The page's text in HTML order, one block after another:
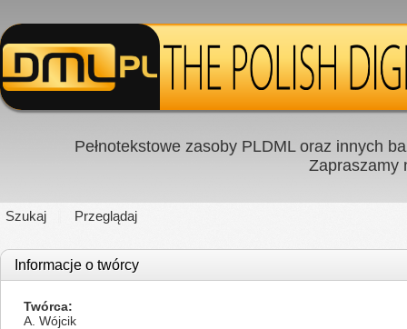
Pełnotekstowe zasoby PLDML oraz innych
Zapraszamy
Szukaj Przeglądaj
Informacje o twórcy
Twórca
A. Wójcik